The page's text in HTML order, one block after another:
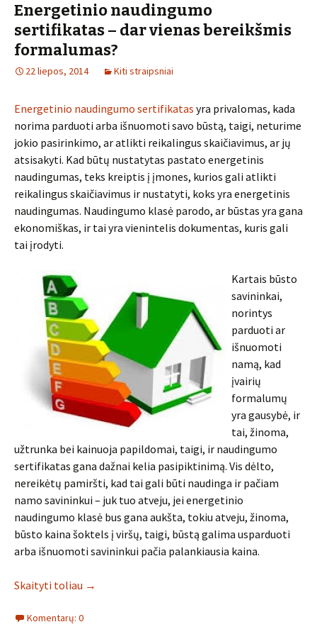
Energetinio naudingumo
sertifikatas – dar vienas bereikšmis
formalumas?
22 liepos, 2014 Kiti straipsniai
Energetinio naudingumo sertifikatas yra privalomas, kada
norima parduoti arba išnuomoti savo būstą, taigi, neturime
jokio pasirinkimo, ar atlikti reikalingus skaičiavimus, ar jų
atsisakyti. Kad būtų nustatytas pastato energetinis
naudingumas, teks kreiptis į įmones, kurios gali atlikti
reikalingus skaičiavimus ir nustatyti, koks yra energetinis
naudingumas. Naudingumo klasė parodo, ar būstas yra gana
ekonomiškas, ir tai yra vienintelis dokumentas, kuris gali
tai įrodyti.
Kartais būsto
savininkai,
norintys
parduoti ar
išnuomoti
namą, kad
įvairių
formalumų
yra gausybė, ir
tai, žinoma,
užtrunka bei kainuoja papildomai, taigi, ir naudingumo
sertifikatas gana dažnai kelia pasipiktinimą. Vis dėlto,
nereikėtų pamiršti, kad tai gali būti naudinga ir pačiam
namo savininkui – juk tuo atveju, jei energetinio
naudingumo klasė bus gana aukšta, tokiu atveju, žinoma,
būsto kaina šoktels į viršų, taigi, būstą galima usparduoti
arba išnuomoti savininkui pačia palankiausia kaina.
Skaityti toliau →
Komentarų: 0